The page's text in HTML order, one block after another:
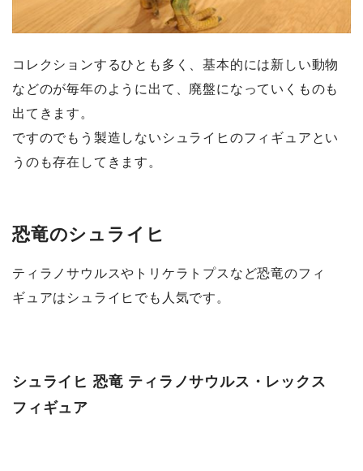
コレクションするひとも多く、基本的には新しい動物
などのが毎年のように出て、廃盤になっていくものも
出てきます。
ですのでもう製造しないシュライヒのフィギュアとい
うのも存在してきます。
恐竜のシュライヒ
ティラノサウルスやトリケラトプスなど恐竜のフィ
ギュアはシュライヒでも人気です。
シュライヒ 恐竜 ティラノサウルス・レックス
フィギュア